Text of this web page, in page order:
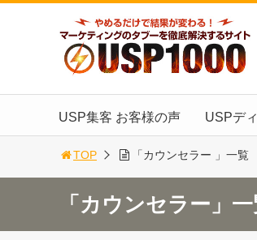
USP集客 お客様の声 USPデ
TOP 「カウンセラー 」一覧
「カウンセラー」